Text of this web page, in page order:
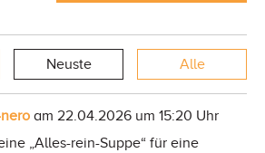
Neuste Alle
am 22.04.2026 um 15:20 Uhr
„Alles-rein-Suppe“ für eine